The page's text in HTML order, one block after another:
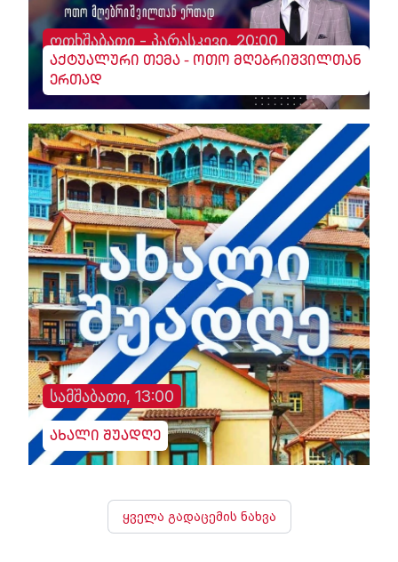
ოთხშაბათი - პარასკევი, 20:00
აქტუალური თემა - ოთო მღებრიშვილთან
ერთად
სამშაბათი, 13:00
ახალი შუადღე
ყველა გადაცემის ნახვა